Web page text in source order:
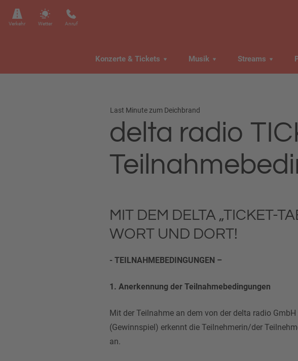
Verkehr Wetter Anruf
Konzerte & Tickets Musik Streams
Last Minute zum Deichbrand
delta radio
MIT DEM DELTA „TICKET-
WORT UND DORT!
- TEILNAHMEBEDINGUNGEN –
1. Anerkennung der Teilnahmebedingungen
Mit der Teilnahme an dem von der delta radio
(Gewinnspiel) erkennt die Teilnehmerin/der
an.